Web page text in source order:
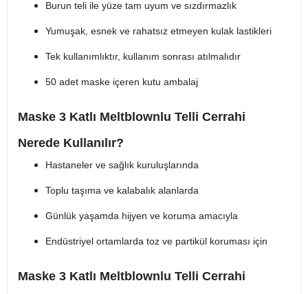
Burun teli ile yüze tam uyum ve sızdırmazlık
Yumuşak, esnek ve rahatsız etmeyen kulak lastikleri
Tek kullanımlıktır, kullanım sonrası atılmalıdır
50 adet maske içeren kutu ambalaj
Maske 3 Katlı Meltblownlu Telli Cerrahi
Nerede Kullanılır?
Hastaneler ve sağlık kuruluşlarında
Toplu taşıma ve kalabalık alanlarda
Günlük yaşamda hijyen ve koruma amacıyla
Endüstriyel ortamlarda toz ve partikül koruması için
Maske 3 Katlı Meltblownlu Telli Cerrahi